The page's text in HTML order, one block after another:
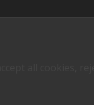
all cookies,